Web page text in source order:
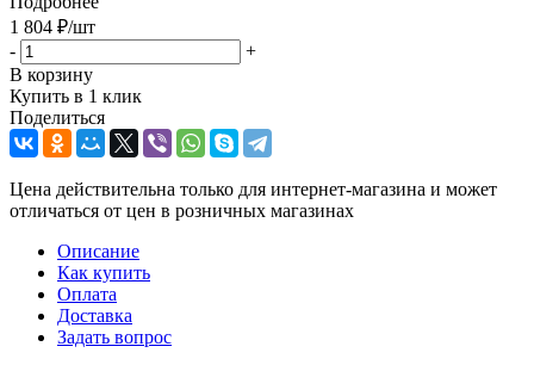
1 804 ₽/шт
-
+
В корзину
Купить в 1 клик
Поделиться
Цена действительна только для интернет-магазина и может
отличаться от цен в розничных магазинах
Описание
Как купить
Оплата
Доставка
Задать вопрос